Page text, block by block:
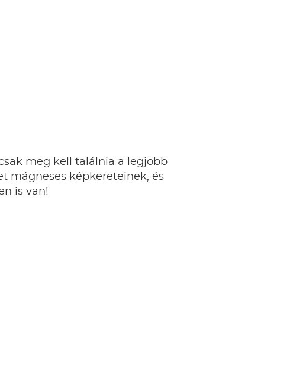
meg kell találnia a legjobb
mágneses képkereteinek, és
is van!